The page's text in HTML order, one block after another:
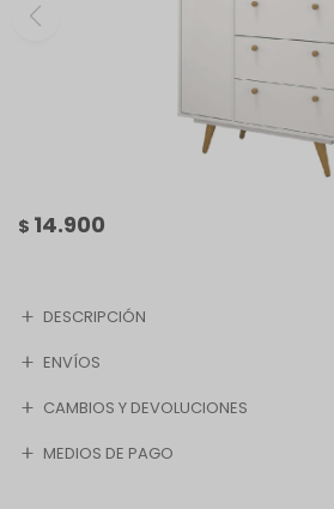
$ 14.900
DESCRIPCIÓN
ENVÍOS
CAMBIOS Y DEVOLUCIONES
MEDIOS DE PAGO